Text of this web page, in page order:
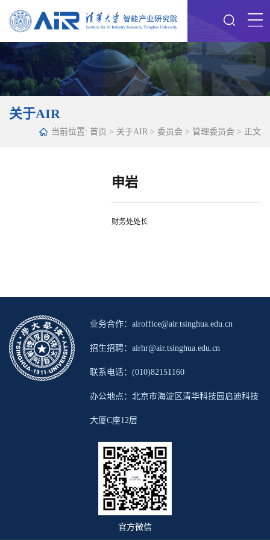
关于AIR
当前位置: 首页 > 关于AIR > 委员会 > 管理委员会 > 正文
申岩
财务处处长
业务合作：airoffice@air.tsinghua.edu.cn
招生招聘：airhr@air.tsinghua.edu.cn
联系电话：(010)82151160
办公地点：北京市海淀区清华科技园启迪科技
大厦C座12层
官方微信